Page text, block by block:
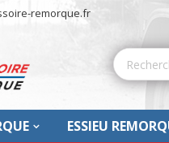
remorque.fr
ESSIEU